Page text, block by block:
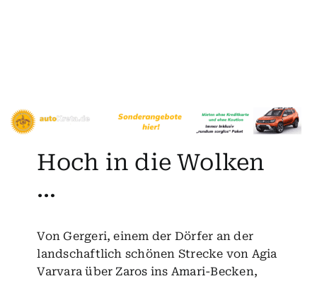
Hoch in die Wolken
…
Von Gergeri, einem der Dörfer an der
landschaftlich schönen Strecke von Agia
Varvara über Zaros ins Amari-Becken,